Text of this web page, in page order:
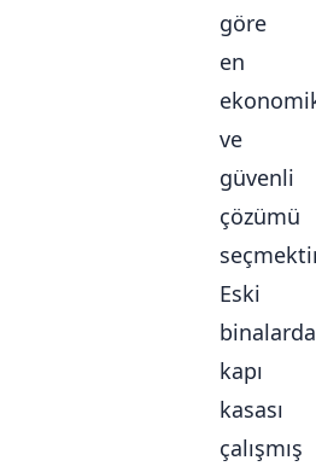
göre
en
ve
güvenli
çözümü
Eski
binalarda
kapı
kasası
çalışmış